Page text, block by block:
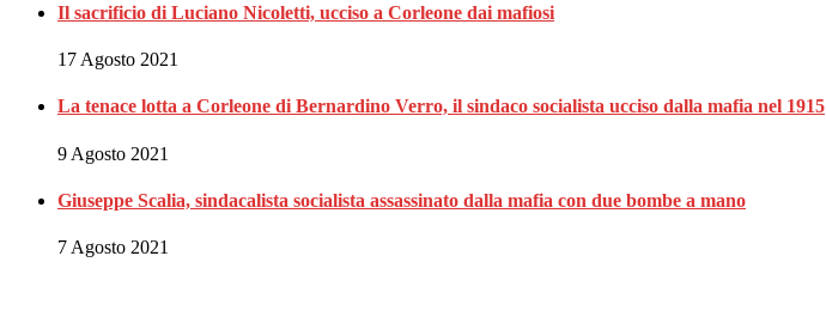
Il sacrificio di Luciano Nicoletti, ucciso a Corleone dai mafiosi
17 Agosto 2021
La tenace lotta a Corleone di Bernardino Verro, il sindaco socialista ucciso dalla mafia nel 1915
9 Agosto 2021
Giuseppe Scalia, sindacalista socialista assassinato dalla mafia con due bombe a mano
7 Agosto 2021